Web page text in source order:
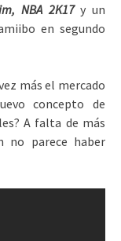
NBA 2K17 y un
en segundo
más el mercado
concepto de
A falta de más
no parece haber